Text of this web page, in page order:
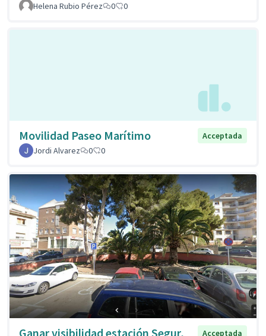
Helena Rubio Pérez 0 0
Movilidad Paseo Marítimo
Acceptada
Jordi Alvarez
0 0
Ganar visibilidad estación Segur, Acceptada